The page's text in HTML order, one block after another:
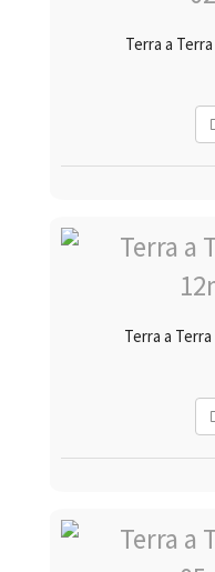
Terra a
Terra a